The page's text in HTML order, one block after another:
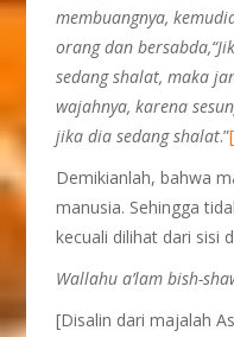
membuangnya,
orang dan
sedang shalat, maka
wajahnya, karena
jika dia sedang shalat.”
Demikianlah, bahwa
manusia. Sehingga
kecuali dilihat dari sisi
Wallahu a’lam bish-
[Disalin dari majalah